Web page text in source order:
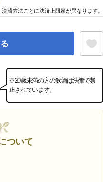
お気に入
※20歳未満の方の飲酒は法律で禁
止されています。
ついて
決済方法ごとに決済上限額が異なります。